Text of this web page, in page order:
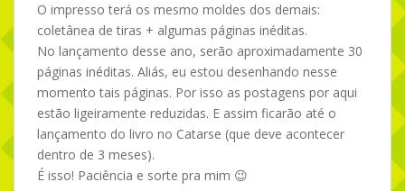
O impresso terá os mesmo moldes dos demais:
coletânea de tiras + algumas páginas inéditas.
No lançamento desse ano, serão aproximadamente 30
páginas inéditas. Aliás, eu estou desenhando nesse
momento tais páginas. Por isso as postagens por aqui
estão ligeiramente reduzidas. E assim ficarão até o
lançamento do livro no Catarse (que deve acontecer
dentro de 3 meses).
É isso! Paciência e sorte pra mim 😉